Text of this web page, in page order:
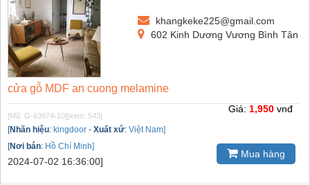
khangkeke225@gmail.com
602 Kinh Dương Vương Bình Tân
cửa gỗ MDF an cuong melamine
[Mã: G-63974-10] [xem: 543]
[Nhãn hiệu: kingdoor - Xuất xứ: Việt Nam]
[Nơi bán: Hồ Chí Minh]
2024-07-02 16:36:00]
Giá: 1,950 vnđ
Mua hàng